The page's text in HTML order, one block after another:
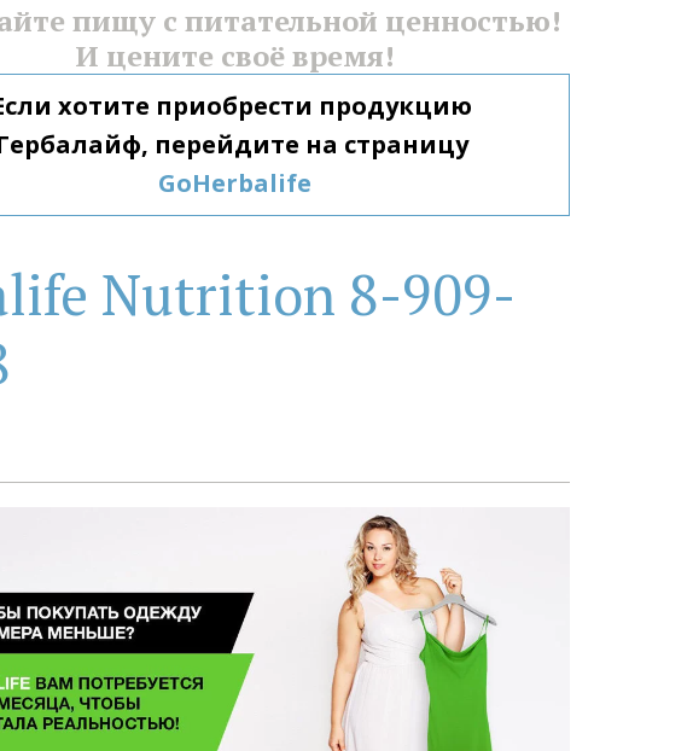
пищу с питательной ценностью!
И цените своё время!
хотите приобрести продукцию
Гербалайф, перейдите на страницу
GoHerbalife
Nutrition 8-909-